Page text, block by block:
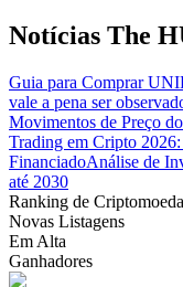
Estratégias de
Aprenda como se
Notícias The
Guia para Comprar
vale a pena ser
Movimentos de Preço
Trading em Cripto
FinanciadoAnálise de
até 2030
Ranking de
Novas Listagens
Em Alta
Ganhadores